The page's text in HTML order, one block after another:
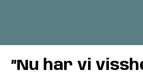
”Nu har vi